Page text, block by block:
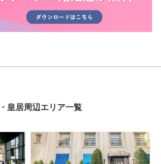
皇居周辺エリア一覧